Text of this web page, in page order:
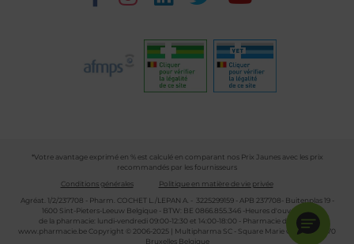
*Votre avantage exprimé en % est calculé en comparant nos Prix Jaunes avec les prix
recommandés par les fournisseurs
Conditions générales
Politique en matière de vie privée
Agréat. 1/2/237708 - Pharm. COCHET L./LEPAN A. - 3225299159 - APB 237708- Buitenplas 19 -
1600 Sint-Pieters-Leeuw Belgique - BTW: BE 0866.855.346 -Heures d'ouverture
de la pharmacie: lundi-vendredi 09:00-12:30 et 14:00-18:00 - Pharmacie de garde :
www.pharmacie.beCopyright © 2006-2025 | Multipharma SC - Square Marie Curie 30 - 1070
Bruxelles Belgique